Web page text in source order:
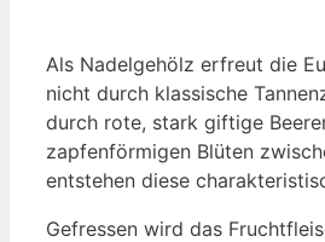
Als Nadelgehölz erfreut die
nicht durch klassische
durch rote, stark giftige
zapfenförmigen Blüten
entstehen diese
Gefressen wird das